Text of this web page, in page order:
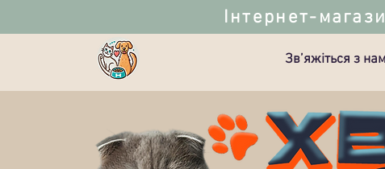
Інтернет-
Зв’яжіться з